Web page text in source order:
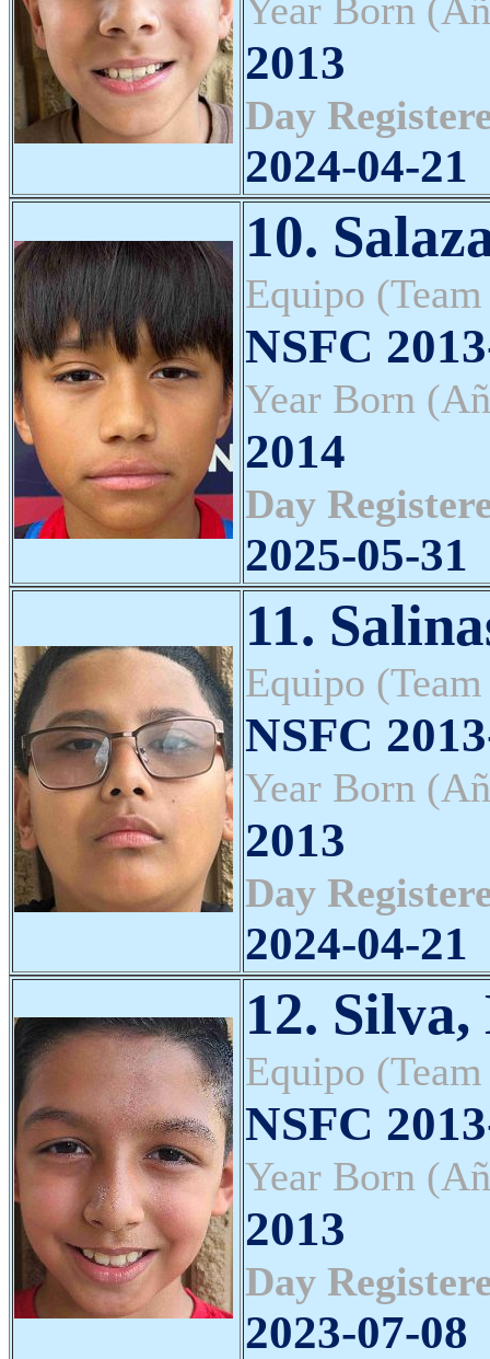
Year Born
2013
Day
2024-04-21
10.
Equipo
NSFC
Year Born
2014
Day
2025-05-31
11.
Equipo
NSFC
Year Born
2013
Day
2024-04-21
12.
Equipo
NSFC
Year Born
2013
Day
2023-07-08